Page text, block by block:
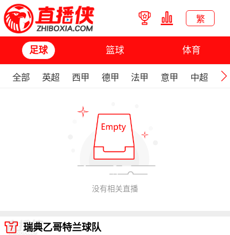
繁
足球 篮球 体育
全部 英超 西甲 德甲 法甲 意甲 中超
没有相关直播
瑞典乙哥特兰球队